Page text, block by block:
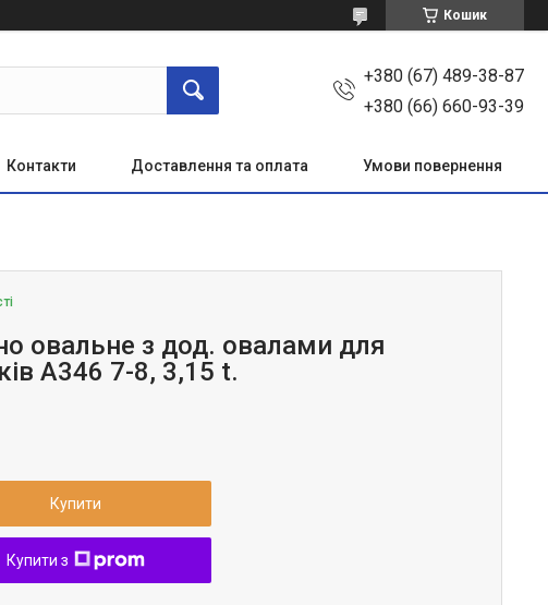
Кошик
+380 (67) 489-38-87
+380 (66) 660-93-39
Контакти Доставлення та оплата Умови повернення
овальне з дод. овалами для
А346 7-8, 3,15 t.
Купити
Купити з